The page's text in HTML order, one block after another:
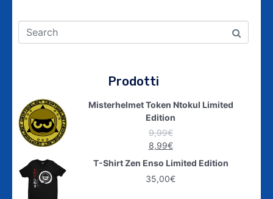
Prodotti
Misterhelmet Token Ntokul Limited
Edition
9,99€
8,99€
T-Shirt Zen Enso Limited Edition
35,00€